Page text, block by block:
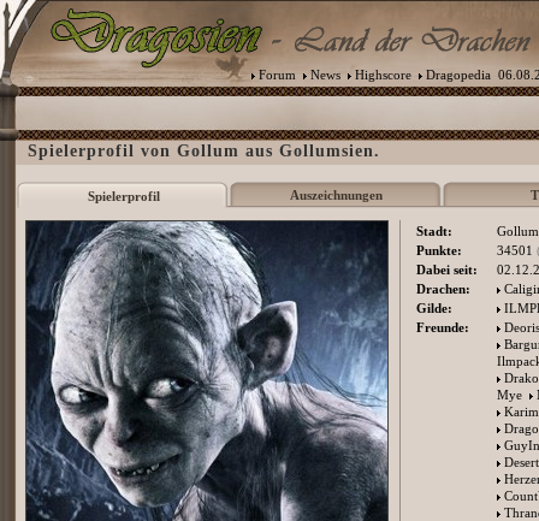
Forum News Highscore Dragopedia
Spielerprofil von Gollum aus Gollumsien.
Spielerprofil Auszeichnungen
Stadt:
Punkte:
34501
Dabei seit:
Drachen:
Gilde:
Freunde:
Deoris
Mye